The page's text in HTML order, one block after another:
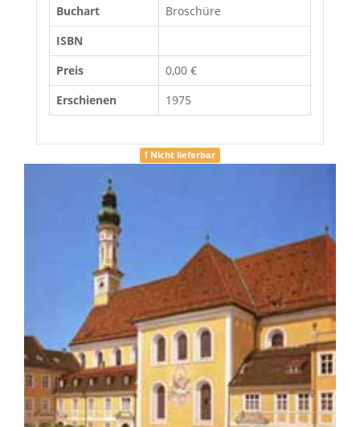
Buchart
Broschüre
ISBN
Preis
0,00 €
Erschienen
1975
Nicht lieferbar